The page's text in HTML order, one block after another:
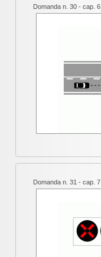
Domanda n. 30 - cap. 6
Domanda n. 31 - cap. 7